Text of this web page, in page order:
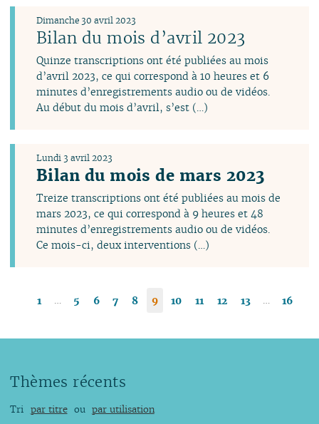
Bilan du mois d’avril 2023
Dimanche 30 avril 2023
Quinze transcriptions ont été publiées au mois
d’avril 2023, ce qui correspond à 10 heures et 6
minutes d’enregistrements audio ou de vidéos.
Au début du mois d’avril, s’est (…)
Bilan du mois de mars 2023
Lundi 3 avril 2023
Treize transcriptions ont été publiées au mois de
mars 2023, ce qui correspond à 9 heures et 48
minutes d’enregistrements audio ou de vidéos.
Ce mois-ci, deux interventions (…)
1 5 6 7 8 9 10 11 12 13 16
Thèmes récents
Tri par titre ou par utilisation